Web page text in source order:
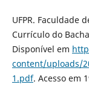
UFPR. Faculdade
Currículo do
Disponível em
content/uploads/
1.pdf. Acesso em